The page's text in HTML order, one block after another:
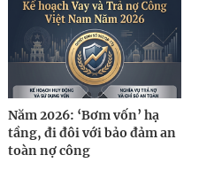
Năm 2026: ‘Bơm vốn’ hạ
tầng, đi đôi với bảo đảm an
toàn nợ công